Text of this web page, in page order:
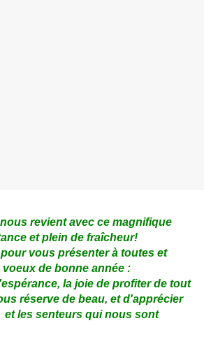
revient avec ce magnifique
et plein de fraîcheur!
vous présenter à toutes et
de bonne année :
la joie de profiter de tout
réserve de beau, et d'apprécier
les senteurs qui nous sont